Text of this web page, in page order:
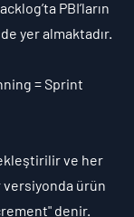
PBI’ların
de yer almaktadır.
= Sprint
ve her
ürün
" denir.